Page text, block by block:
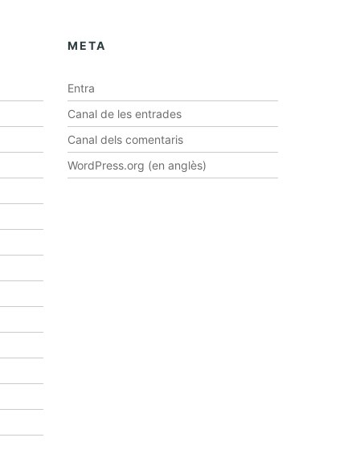
META
Entra
Canal de les entrades
Canal dels comentaris
WordPress.org (en anglès)